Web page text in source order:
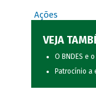
Ações
VEJA
O BNDES e
Patrocínio a